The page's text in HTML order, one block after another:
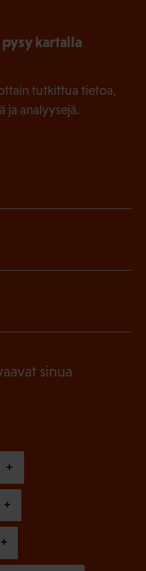
kartalla
tutkittua tietoa,
ja analyysejä.
sinua